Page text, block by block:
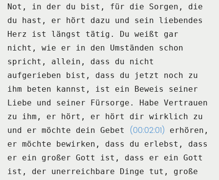
Not, in der
du bist, für die Sorgen, die
du hast, er hört dazu und sein liebendes
Herz ist längst
tätig.
Du weißt gar
nicht, wie er in den Umständen schon
spricht, allein, dass du nicht
aufgerieben
bist, dass du jetzt noch zu
ihm beten kannst, ist ein Beweis seiner
Liebe und seiner Fürsorge.
Habe Vertrauen
zu ihm, er hört, er hört dir wirklich zu
und er möchte dein Gebet
(00:02:01)
erhören,
er möchte bewirken, dass du erlebst, dass
er ein großer Gott ist, dass er ein Gott
ist, der unerreichbare Dinge tut, große